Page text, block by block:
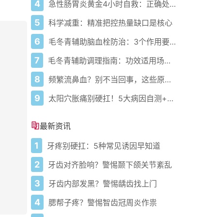
4 急性肠胃炎黄金4小时自救：正确处置与误区避坑关键
5 科学减重：精准把控热量缺口是核心
6 毛冬青辅助脑血栓防治：3个作用要清楚，别乱用药
7 毛冬青辅助调理指南：功效适用场景与禁忌需牢记
8 频繁流鼻血？别不当回事，这些原因要警惕
9 太阳穴胀痛别硬扛！5大病因自测+正确应对方法
最新资讯
1 牙疼别硬扛：5种常见诱因早知道
2 牙齿对齐脸响？警惕颞下颌关节紊乱
3 牙齿内部发黑？警惕龋齿找上门
4 腮帮子疼？警惕智齿冠周炎作祟